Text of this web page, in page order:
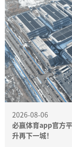
2026-08-06
必赢体育app官方
升再下一城！